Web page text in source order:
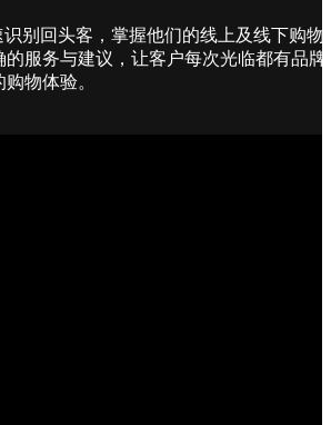
识别回头客，掌握他们的线上及线下购物
的服务与建议，让客户每次光临都有品牌
物体验。